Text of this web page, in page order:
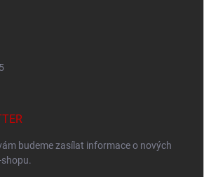
budeme zasílat informace o nových